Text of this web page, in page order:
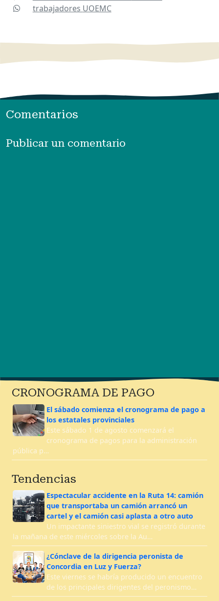
trabajadores UOEMC
Comentarios
Publicar un comentario
CRONOGRAMA DE PAGO
El sábado comienza el cronograma de pago a
los estatales provinciales
Este sábado 1 de agosto comenzará el
cronograma de pagos para la administración
pública p…
Tendencias
Espectacular accidente en la Ruta 14: camión
que transportaba un camión arrancó un
cartel y el camión casi aplasta a otro auto
Un impactante siniestro vial se registró durante
la mañana de este miércoles sobre la Au…
¿Cónclave de la dirigencia peronista de
Concordia en Luz y Fuerza?
Este viernes se habría producido un encuentro
de los principales dirigentes del peronismo…